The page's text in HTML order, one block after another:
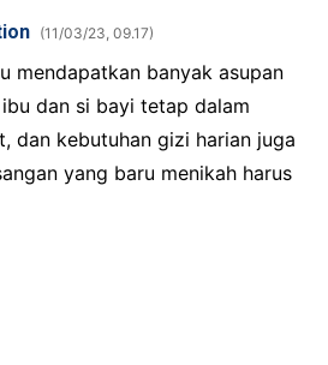
11/03/23, 09.17
mendapatkan banyak asupan
dan si bayi tetap dalam
dan kebutuhan gizi harian juga
yang baru menikah harus